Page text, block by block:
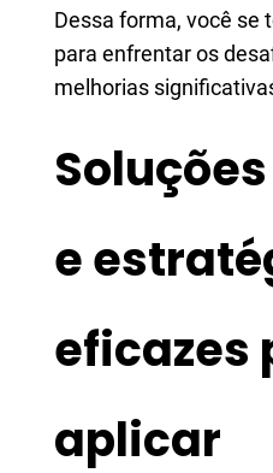
Dessa forma, você se
para enfrentar os
melhorias
e
eficazes
aplicar